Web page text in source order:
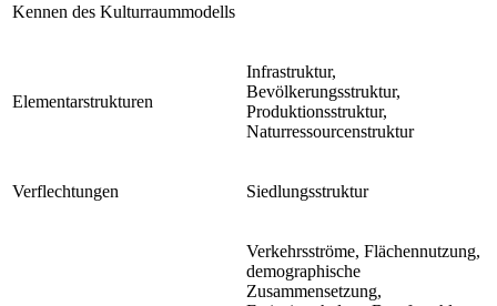
Kennen des Kulturraummodells
Elementarstrukturen
Infrastruktur,
Bevölkerungsstruktur,
Produktionsstruktur,
Naturressourcenstruktur
Verflechtungen Siedlungsstruktur
Verkehrsströme, Flächennutzung,
demographische
Zusammensetzung,